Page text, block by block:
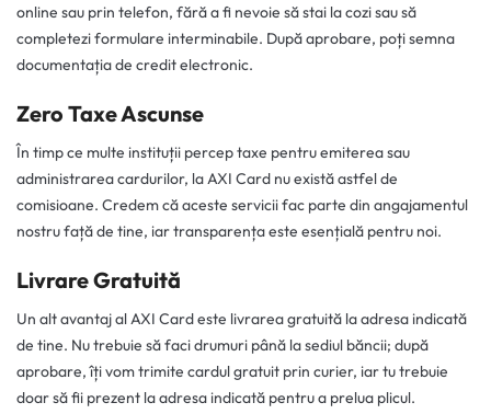
online sau prin telefon, fără a fi nevoie să stai la cozi sau să
completezi formulare interminabile. După aprobare, poți semna
documentația de credit electronic.
Zero Taxe Ascunse
În timp ce multe instituții percep taxe pentru emiterea sau
administrarea cardurilor, la AXI Card nu există astfel de
comisioane. Credem că aceste servicii fac parte din angajamentul
nostru față de tine, iar transparența este esențială pentru noi.
Livrare Gratuită
Un alt avantaj al AXI Card este livrarea gratuită la adresa indicată
de tine. Nu trebuie să faci drumuri până la sediul băncii; după
aprobare, îți vom trimite cardul gratuit prin curier, iar tu trebuie
doar să fii prezent la adresa indicată pentru a prelua plicul.